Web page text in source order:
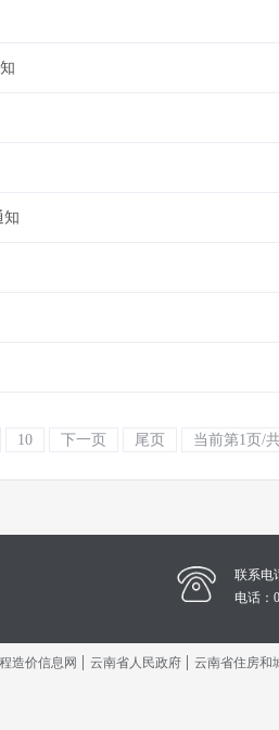
知
10 下一页 尾页 当前第1页/
联系电
电话：
造价信息网 | 云南省人民政府 | 云南省住房和